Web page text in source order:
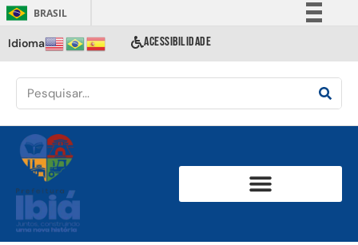
BRASIL
Comunica BR
Acesso à informação
Idioma ACESSIBILIDADE